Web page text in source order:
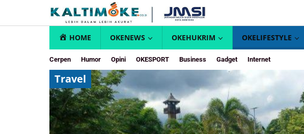
content
HOME OKENEWS OKEHUKRIM OKELIFESTYLE
Cerpen Humor Opini OKESPORT Business Gadget Internet
Travel